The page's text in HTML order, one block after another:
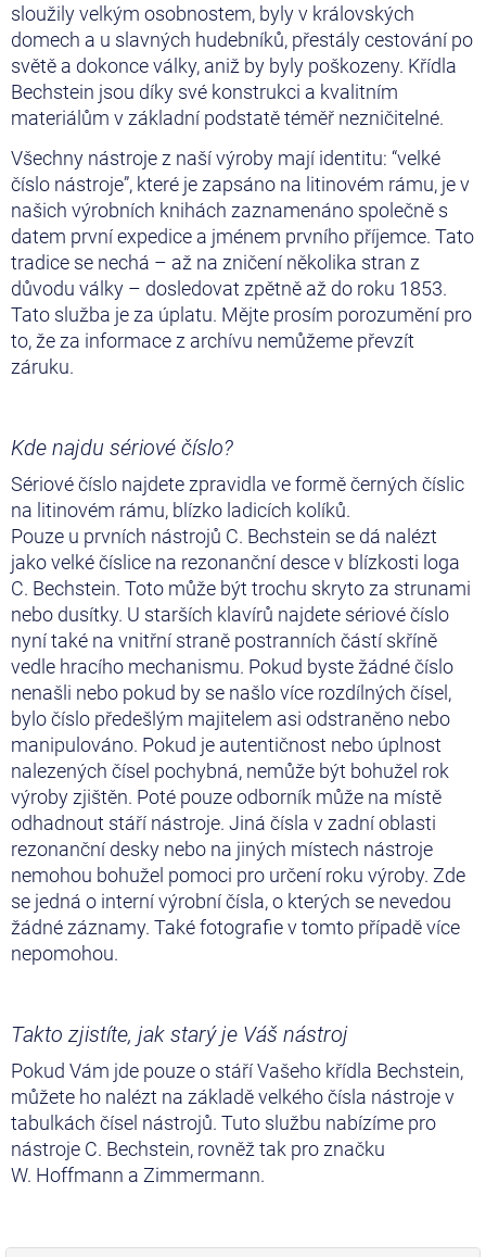
sloužily velkým osobnostem, byly v královských
domech a u slavných hudebníků, přestály cestování po
světě a dokonce války, aniž by byly poškozeny. Křídla
Bechstein jsou díky své konstrukci a kvalitním
materiálům v základní podstatě téměř nezničitelné.
Všechny nástroje z naší výroby mají identitu: “velké
číslo nástroje”, které je zapsáno na litinovém rámu, je v
našich výrobních knihách zaznamenáno společně s
datem první expedice a jménem prvního příjemce. Tato
tradice se nechá – až na zničení několika stran z
důvodu války – dosledovat zpětně až do roku 1853.
Tato služba je za úplatu. Mějte prosím porozumění pro
to, že za informace z archívu nemůžeme převzít
záruku.
Kde najdu sériové číslo?
Sériové číslo najdete zpravidla ve formě černých číslic
na litinovém rámu, blízko ladicích kolíků.
Pouze u prvních nástrojů C. Bechstein se dá nalézt
jako velké číslice na rezonanční desce v blízkosti loga
C. Bechstein. Toto může být trochu skryto za strunami
nebo dusítky. U starších klavírů najdete sériové číslo
nyní také na vnitřní straně postranních částí skříně
vedle hracího mechanismu. Pokud byste žádné číslo
nenašli nebo pokud by se našlo více rozdílných čísel,
bylo číslo předešlým majitelem asi odstraněno nebo
manipulováno. Pokud je autentičnost nebo úplnost
nalezených čísel pochybná, nemůže být bohužel rok
výroby zjištěn. Poté pouze odborník může na místě
odhadnout stáří nástroje. Jiná čísla v zadní oblasti
rezonanční desky nebo na jiných místech nástroje
nemohou bohužel pomoci pro určení roku výroby. Zde
se jedná o interní výrobní čísla, o kterých se nevedou
žádné záznamy. Také fotografie v tomto případě více
nepomohou.
Takto zjistíte, jak starý je Váš nástroj
Pokud Vám jde pouze o stáří Vašeho křídla Bechstein,
můžete ho nalézt na základě velkého čísla nástroje v
tabulkách čísel nástrojů. Tuto službu nabízíme pro
nástroje C. Bechstein, rovněž tak pro značku
W. Hoffmann a Zimmermann.